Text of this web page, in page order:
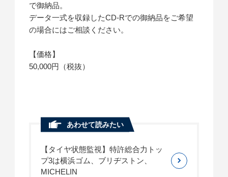
で御納品。
データ一式を収録したCD-Rでの御納品をご希望
の場合にはご相談ください。
【価格】
50,000円（税抜）
あわせて読みたい
【タイヤ状態監視】特許総合力トッ
プ3は横浜ゴム、ブリヂストン、
MICHELIN